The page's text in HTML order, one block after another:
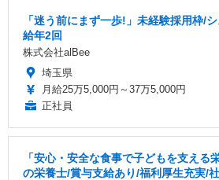
「迷う前にまず一歩!」未経験採用枠/
給年2回
株式会社alBee
埼玉県
月給25万5,000円～37万5,000円
正社員
「安心・安全な食事で子どもを支える
の栄養士/賞与支給あり/福利厚生充実/